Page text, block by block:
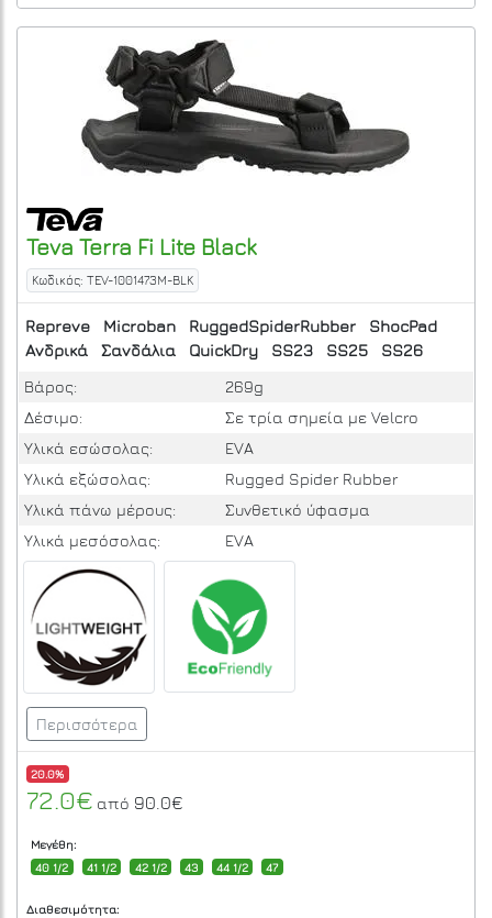
Teva Terra Fi Lite Black
Κωδικός: TEV-1001473M-BLK
Repreve Microban RuggedSpiderRubber
ShocPad
Ανδρικά
Σανδάλια QuickDry SS23 SS25
SS26
Βάρος:
269g
Δέσιμο:
Σε τρία σημεία με Velcro
Υλικά εσώσολας:
EVA
Υλικά εξώσολας:
Rugged Spider Rubber
Υλικά πάνω μέρους:
Συνθετικό ύφασμα
Υλικά μεσόσολας:
EVA
Περισσότερα
20.0%
72.0€ από 90.0€
Μεγέθη:
40 1/2
41 1/2 42 1/2 43 44 1/2 47
Διαθεσιμότητα: